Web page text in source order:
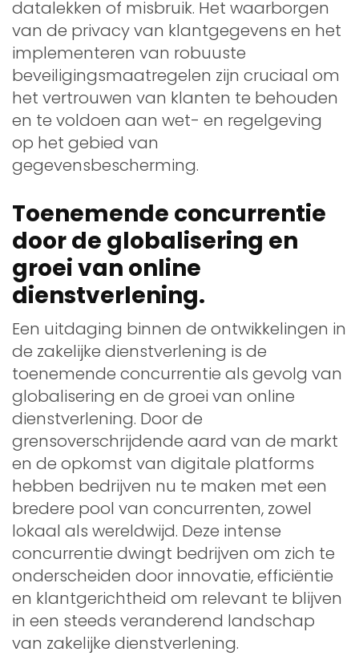
datalekken of misbruik. Het waarborgen
van de privacy van klantgegevens en het
implementeren van robuuste
beveiligingsmaatregelen zijn cruciaal om
het vertrouwen van klanten te behouden
en te voldoen aan wet- en regelgeving
op het gebied van
gegevensbescherming.
Toenemende concurrentie
door de globalisering en
groei van online
dienstverlening.
Een uitdaging binnen de ontwikkelingen in
de zakelijke dienstverlening is de
toenemende concurrentie als gevolg van
globalisering en de groei van online
dienstverlening. Door de
grensoverschrijdende aard van de markt
en de opkomst van digitale platforms
hebben bedrijven nu te maken met een
bredere pool van concurrenten, zowel
lokaal als wereldwijd. Deze intense
concurrentie dwingt bedrijven om zich te
onderscheiden door innovatie, efficiëntie
en klantgerichtheid om relevant te blijven
in een steeds veranderend landschap
van zakelijke dienstverlening.